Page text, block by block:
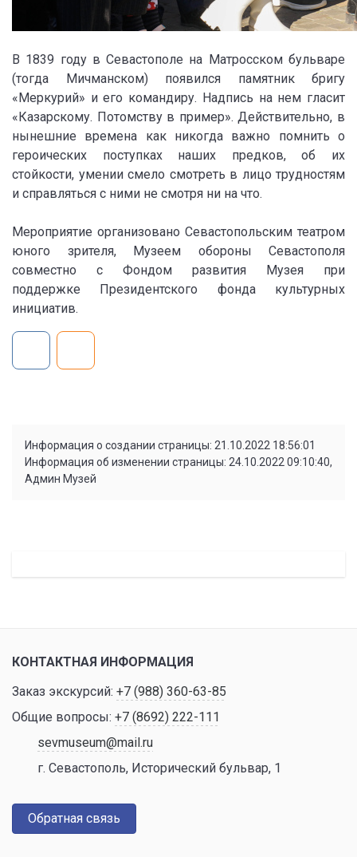
В 1839 году в Севастополе на Матросском бульваре
(тогда Мичманском) появился памятник бригу
«Меркурий» и его командиру. Надпись на нем гласит
«Казарскому. Потомству в пример». Действительно, в
нынешние времена как никогда важно помнить о
героических поступках наших предков, об их
стойкости, умении смело смотреть в лицо трудностям
и справляться с ними не смотря ни на что.
Мероприятие организовано Севастопольским театром
юного зрителя, Музеем обороны Севастополя
совместно с Фондом развития Музея при
поддержке Президентского фонда культурных
инициатив.
Информация о создании страницы: 21.10.2022 18:56:01
Информация об изменении страницы: 24.10.2022 09:10:40,
Админ Музей
КОНТАКТНАЯ ИНФОРМАЦИЯ
Заказ экскурсий: +7 (988) 360-63-85
Общие вопросы: +7 (8692) 222-111
sevmuseum@mail.ru
г. Севастополь, Исторический бульвар, 1
Обратная связь